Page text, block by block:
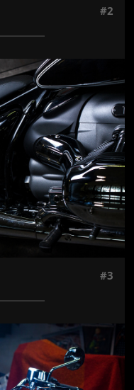
#2
#3